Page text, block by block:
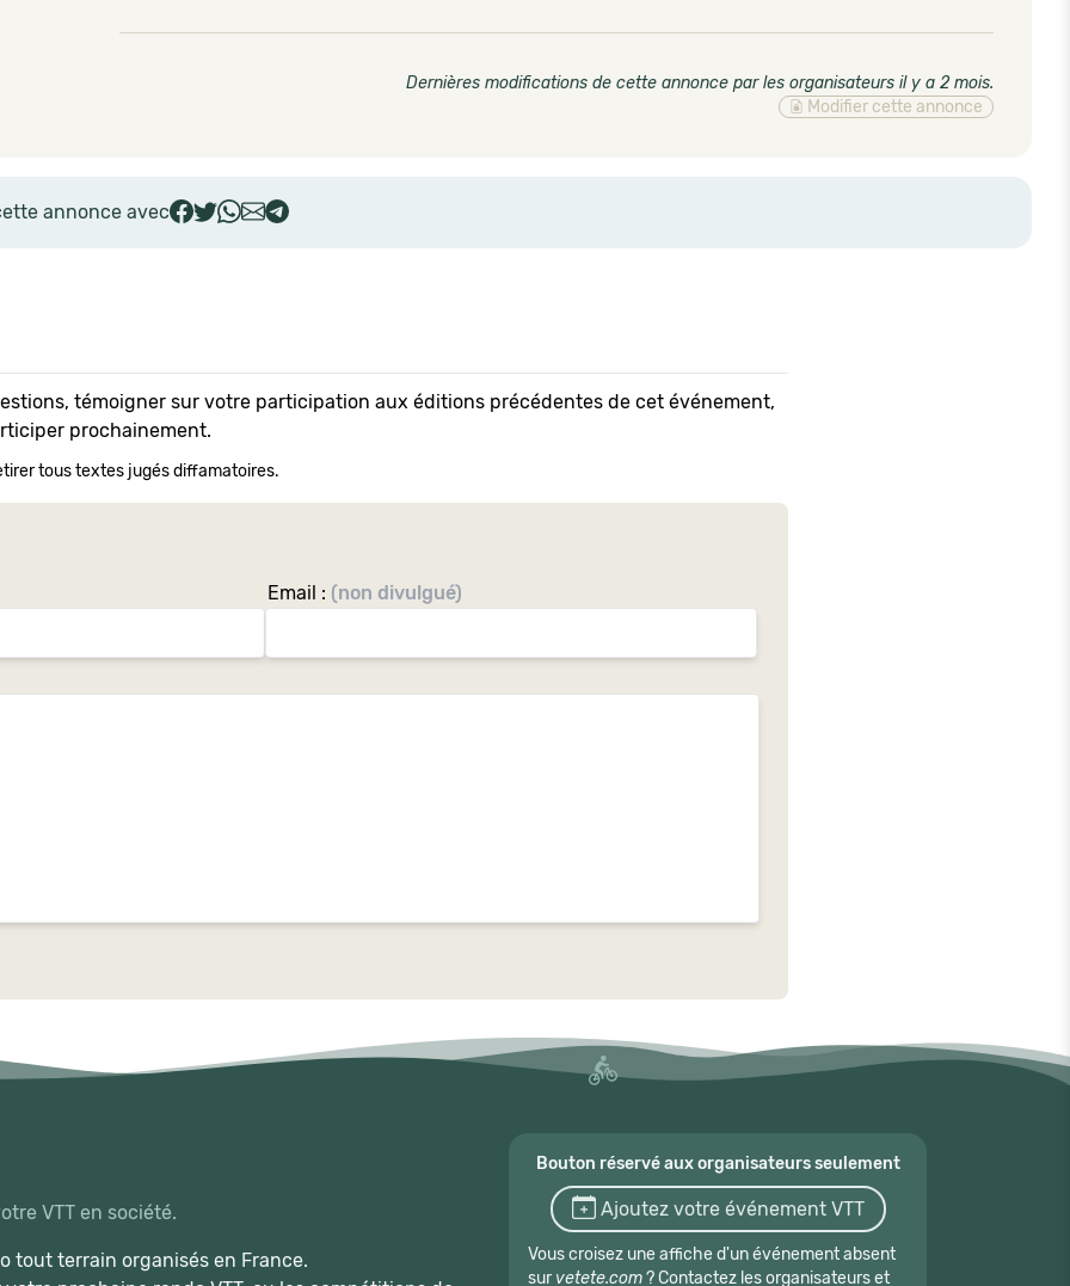
Dernières modifications de cette annonce par les organisateurs il y a 2 mois.
Modifier cette annonce
annonce avec
témoigner sur votre participation aux éditions précédentes de cet événement,
prochainement.
tous textes jugés diffamatoires.
Email : (non divulgué)
VTT en société.
tout terrain organisés en France.
Bouton réservé aux organisateurs seulement
Ajoutez votre événement VTT
Vous croisez une affiche d'un événement absent
sur vetete.com? Contactez les organisateurs et